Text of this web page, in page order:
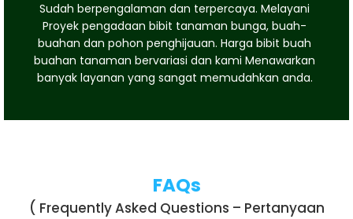
Sudah berpengalaman dan terpercaya. Melayani
Proyek pengadaan bibit tanaman bunga, buah-
buahan dan pohon penghijauan. Harga bibit buah
buahan tanaman bervariasi dan kami Menawarkan
banyak layanan yang sangat memudahkan anda.
FAQs
( Frequently Asked Questions – Pertanyaan